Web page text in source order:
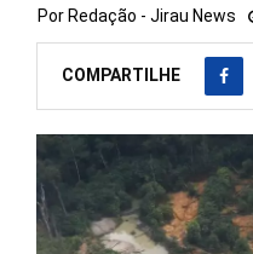
Por Redação - Jirau News
COMPARTILHE